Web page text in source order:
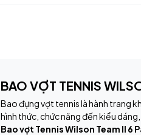
BAO VỢT TENNIS
Bao đựng vợt tennis là hành trang
hình thức, chức năng đến kiểu
Bao vợt Tennis Wilson Team II 6